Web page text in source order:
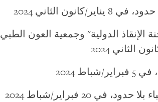
الثاني 2024
الإنقاذ الدولية" وجمعية العون الطبي
2024
20 فبراير/شباط 2024